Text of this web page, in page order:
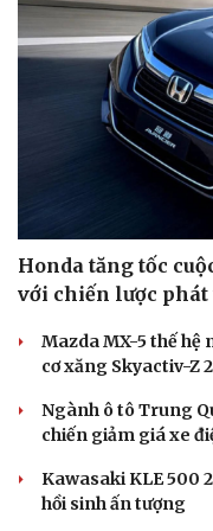
Honda tăng tốc
với chiến lược
Mazda MX-5 thế hệ
cơ xăng Skyactiv-Z
Ngành ô tô Trung
chiến giảm giá xe
Kawasaki KLE 500
hồi sinh ấn tượng